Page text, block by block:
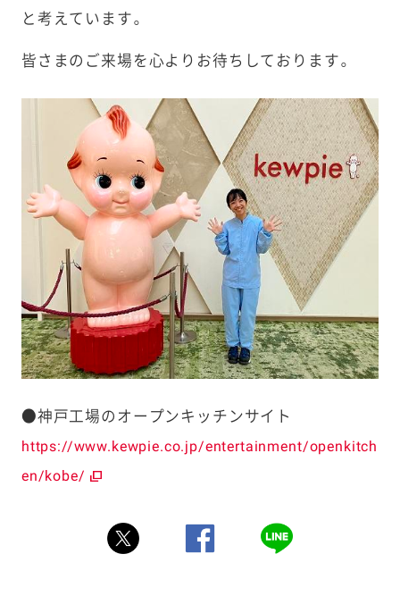
と考えています。
皆さまのご来場を心よりお待ちしております。
●神戸工場のオープンキッチンサイト
https://www.kewpie.co.jp/entertainment/openkitch
en/kobe/